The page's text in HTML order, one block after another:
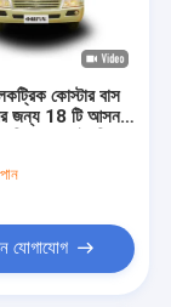
কোস্টার বাস
জন্য 18 টি আসন
যোগাযোগ